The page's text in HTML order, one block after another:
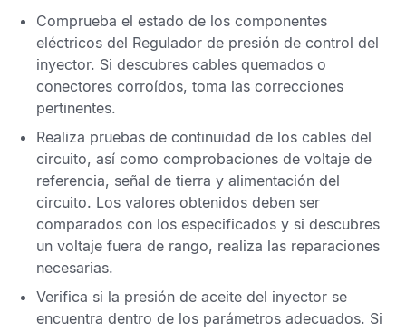
Comprueba el estado de los componentes
eléctricos del Regulador de presión de control del
inyector. Si descubres cables quemados o
conectores corroídos, toma las correcciones
pertinentes.
Realiza pruebas de continuidad de los cables del
circuito, así como comprobaciones de voltaje de
referencia, señal de tierra y alimentación del
circuito. Los valores obtenidos deben ser
comparados con los especificados y si descubres
un voltaje fuera de rango, realiza las reparaciones
necesarias.
Verifica si la presión de aceite del inyector se
encuentra dentro de los parámetros adecuados. Si